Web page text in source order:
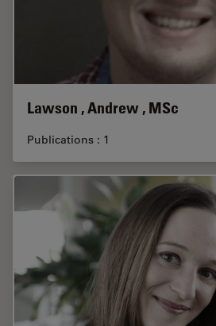
Lawson , Andrew , MSc
Publications : 1